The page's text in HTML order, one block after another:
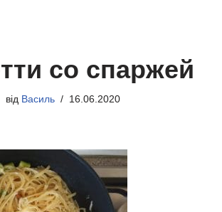
со спаржей
від Василь 16.06.2020